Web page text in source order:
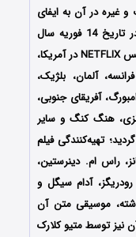
غیره در آن به ایفای
اولین بار در تاریخ 14 فوریه سال
2024 میلادی توسط سرویس استریم نتفلیکس NETFLIX در آمریکا،
فرانسه، آلمان، بلژیک،
آفریقای جنوبی،
هنگ کنگ و سایر
تهیه‌کنندگی فیلم
راس ام. دینرستین،
آدام سیگل و
موسیقی متن آن
نیز توسط متیو کلارک